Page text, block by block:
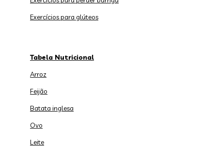
Exercícios para glúteos
Tabela Nutricional
Arroz
Feijão
Batata inglesa
Ovo
Leite